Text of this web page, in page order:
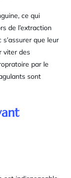
ce qui
de l’extraction
que leur
viter des
par le
sont